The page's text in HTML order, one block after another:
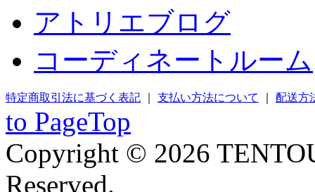
アトリエブログ
コーディネートルーム
特定商取引法に基づく表記 支払い方法について 配送方
to PageTop
Copyright © 2026
Reserved.